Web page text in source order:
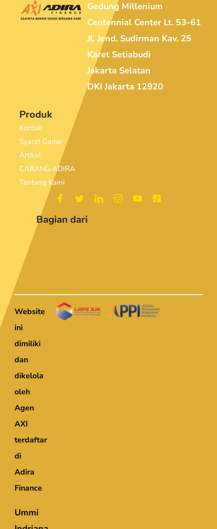
Gedung Millenium
Centennial Center Lt. 53-61
Jl. Jend. Sudirman Kav. 25
Karet Setiabudi
Jakarta Selatan
DKI Jakarta 12920
Produk
Kontak
Syarat Gadai
Artikel
CABANG ADIRA
Tentang Kami
Bagian dari
Website
ini
dimiliki
dan
dikelola
oleh
Agen
AXI
terdaftar
di
Adira
Finance
Ummi